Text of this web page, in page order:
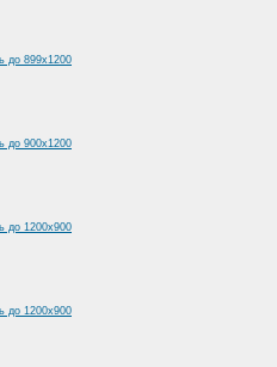
до 899x1200
до 900x1200
до 1200x900
до 1200x900